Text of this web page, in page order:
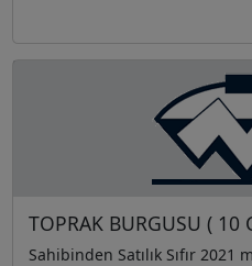
TOPRAK BURGUSU ( 10
Sahibinden Satılık Sıfır 2021